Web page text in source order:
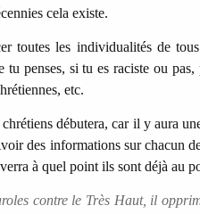
cela existe.
toutes les individualités de
tu penses, si tu es raciste ou
etc.
débutera, car il y aura
des informations sur chacun
à quel point ils sont déjà au
contre le Très Haut, il